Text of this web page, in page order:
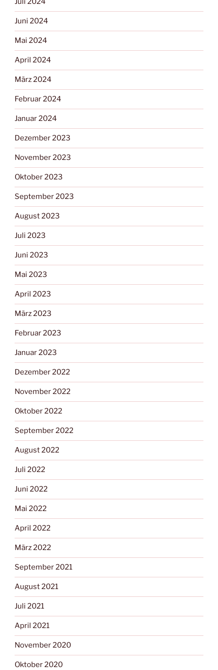
Juni 2024
Mai 2024
April 2024
März 2024
Februar 2024
Januar 2024
Dezember 2023
November 2023
Oktober 2023
September 2023
August 2023
Juli 2023
Juni 2023
Mai 2023
April 2023
März 2023
Februar 2023
Januar 2023
Dezember 2022
November 2022
Oktober 2022
September 2022
August 2022
Juli 2022
Juni 2022
Mai 2022
April 2022
März 2022
September 2021
August 2021
Juli 2021
April 2021
November 2020
Oktober 2020